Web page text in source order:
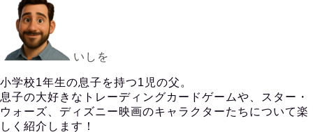
いしを
小学校1年生の息子を持つ1児の父。
息子の大好きなトレーディングカードゲームや、スター・
ウォーズ、ディズニー映画のキャラクターたちについて楽
しく紹介します！